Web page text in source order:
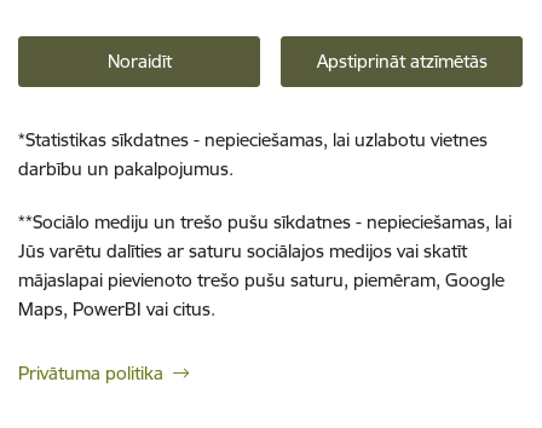
Noraidīt Apstiprināt atzīmētās
*Statistikas sīkdatnes - nepieciešamas, lai uzlabotu vietnes
darbību un pakalpojumus.
**Sociālo mediju un trešo pušu sīkdatnes - nepieciešamas, lai
Jūs varētu dalīties ar saturu sociālajos medijos vai skatīt
mājaslapai pievienoto trešo pušu saturu, piemēram, Google
Maps, PowerBI vai citus.
Privātuma politika